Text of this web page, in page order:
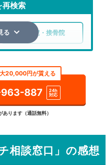
再検索
整骨院・接骨院
る
り込む
院名から探す
る
20,000円が貰える
887
24h
対応
ります（通話無料）
相談窓口」の感想